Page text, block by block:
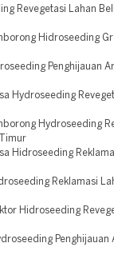
Revegetasi Lahan
Hidroseeding
Penghijauan
Hydroseeding
Hydroseeding
Hidroseeding
Reklamasi
Hidroseeding
Penghijauan